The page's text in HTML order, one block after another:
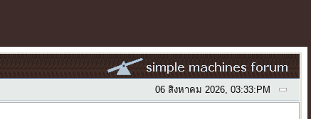
06 สิงหาคม 2026, 03:33:PM